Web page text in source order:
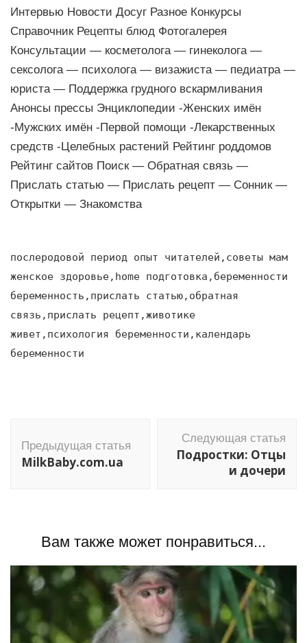
Интервью Новости Досуг Разное Конкурсы
Справочник Рецепты блюд Фотогалерея
Консультации — косметолога — гинеколога —
сексолога — психолога — визажиста — педиатра —
юриста — Поддержка грудного вскармливания
Анонсы прессы Энциклопедии -Женских имён
-Мужских имён -Первой помощи -Лекарственных
средств -Целебных растений Рейтинг роддомов
Рейтинг сайтов Поиск — Обратная связь —
Прислать статью — Прислать рецепт — Сонник —
Открытки — Знакомства
послеродовой период опыт читателей,советы мам
женское здоровье,home подготовка,беременности
беременность,прислать статью,обратная
связь,прислать рецепт,животике
живет,психология беременности,календарь
беременности
по
записям
Предыдущая статья
MilkBaby.com.ua
Следующая статья
Подростки: Отцы
и дочери
Вам также может понравиться...